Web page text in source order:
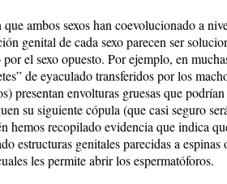
ambos sexos han coevolucionado a
genital de cada sexo parecen ser
el sexo opuesto. Por ejemplo, en
de eyaculado transferidos por los
presentan envolturas gruesas que
su siguiente cópula (que casi seguro
hemos recopilado evidencia que indica
estructuras genitales parecidas a espinas
les permite abrir los espermatóforos.